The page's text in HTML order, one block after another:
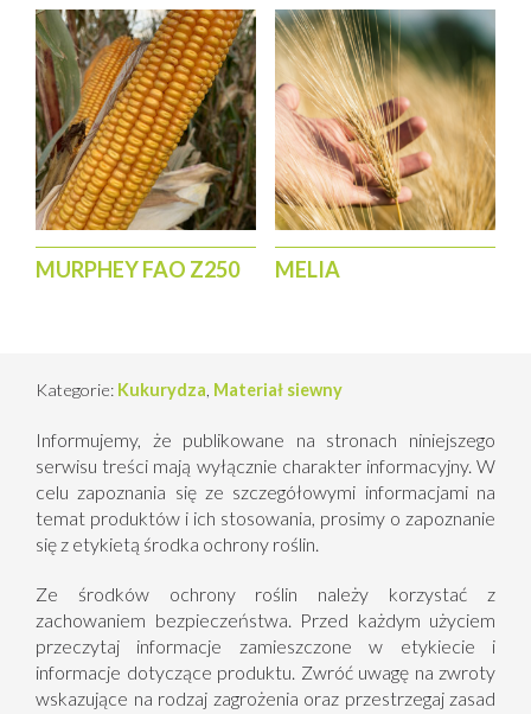
MURPHEY FAO Z250 MELIA
Kategorie: Kukurydza Materiał siewny
Informujemy, że publikowane na stronach niniejszego
serwisu treści mają wyłącznie charakter informacyjny. W
celu zapoznania się ze szczegółowymi informacjami na
temat produktów i ich stosowania, prosimy o zapoznanie
się z etykietą środka ochrony roślin.
Ze środków ochrony roślin należy korzystać z
zachowaniem bezpieczeństwa. Przed każdym użyciem
przeczytaj informacje zamieszczone w etykiecie i
informacje dotyczące produktu. Zwróć uwagę na zwroty
wskazujące na rodzaj zagrożenia oraz przestrzegaj zasad